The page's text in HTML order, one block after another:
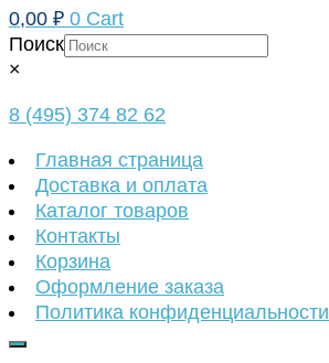
0,00 ₽ 0 Cart
Поиск
×
8 (495) 374 82 62
Главная страница
Доставка и оплата
Каталог товаров
Контакты
Корзина
Оформление заказа
Политика конфиденциальности